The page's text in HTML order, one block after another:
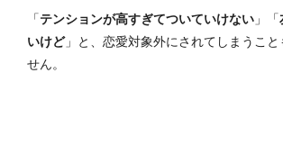
「テンションが高すぎてついていけない 」「
いけど」と、恋愛対象外にされてしまうこと
せん。